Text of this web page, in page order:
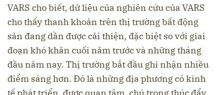
VARS cho biết, dữ liệu của nghiên cứu của VARS
cho thấy thanh khoản trên thị trường bất động
sản đang dần được cải thiện, đặc biệt so với giai
đoạn khó khăn cuối năm trước và những tháng
đầu năm nay. Thị trường bắt đầu ghi nhận nhiều
điểm sáng hơn. Đó là những địa phương có kinh